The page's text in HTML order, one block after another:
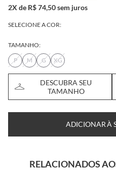
2X de R$ 74,50 sem juros
SELECIONE A COR:
TAMANHO:
P
M G XG
DESCUBRA SEU
TAMANHO
ADICIONAR À
RELACIONADOS